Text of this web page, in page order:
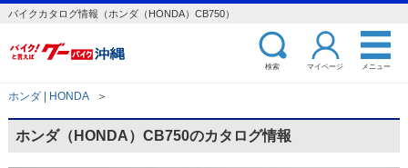
バイクカタログ情報（ホンダ（HONDA）CB750）
検索 マイページ メニュー
ホンダ | HONDA ＞
ホンダ（HONDA）CB750のカタログ情報